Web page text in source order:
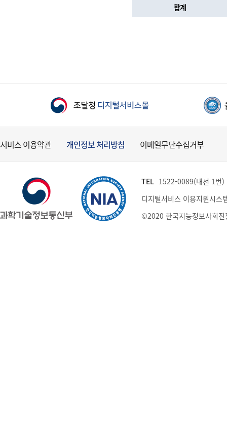
합계
서비스 이용약관 개인정보 처리방침 이메일무단수집거부
TEL 1522-0089(내선 1번
디지털서비스 이용지원시스
©2020 한국지능정보사회진